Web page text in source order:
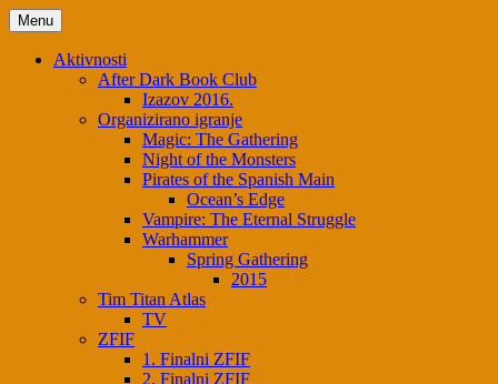
Skip
to
content
Menu
Aktivnosti
After Dark Book Club
Izazov 2016.
Organizirano igranje
Magic: The Gathering
Night of the Monsters
Pirates of the Spanish Main
Ocean’s Edge
Vampire: The Eternal Struggle
Warhammer
Spring Gathering
2015
Tim Titan Atlas
TV
ZFIF
1. Finalni ZFIF
2. Finalni ZFIF